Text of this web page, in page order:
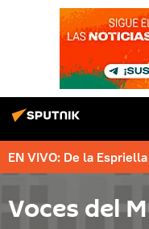
EN VIVO: De la
Voces del